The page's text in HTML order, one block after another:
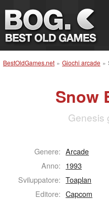
BestOldGames.net » Giochi arcade »
Snow
Genesis
Genere: Arcade
Anno: 1993
Sviluppatore: Toaplan
Editore: Capcom